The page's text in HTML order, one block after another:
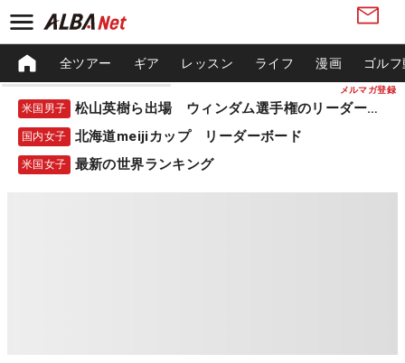
メルマガ登録
全ツアー ギア レッスン ライフ 漫画 ゴル
米国男子 松山英樹ら出場 ウィンダム選手権のリーダーボード
国内女子 北海道meijiカップ リーダーボード
米国女子 最新の世界ランキング